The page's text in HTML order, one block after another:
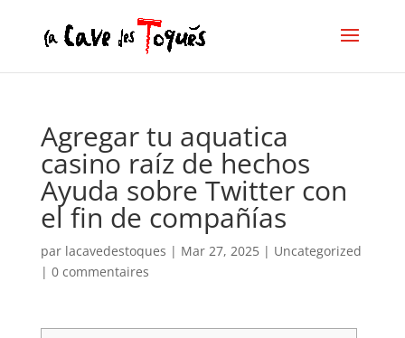
Agregar tu aquatica
casino raíz de hechos
Ayuda sobre Twitter con
el fin de compañías
par lacavedestoques | Mar 27, 2025| Uncategorized
| 0 commentaires